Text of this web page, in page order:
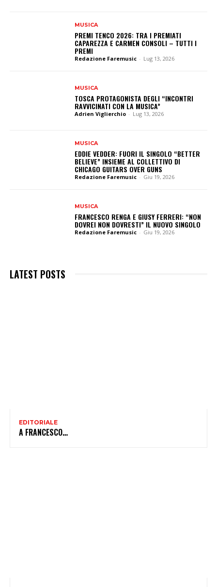
MUSICA
PREMI TENCO 2026: TRA I PREMIATI
CAPAREZZA E CARMEN CONSOLI – TUTTI I
PREMI
Redazione Faremusic - Lug 13, 2026
MUSICA
TOSCA PROTAGONISTA DEGLI “INCONTRI
RAVVICINATI CON LA MUSICA”
Adrien Viglierchio - Lug 13, 2026
MUSICA
EDDIE VEDDER: FUORI IL SINGOLO “BETTER
BELIEVE” INSIEME AL COLLETTIVO DI
CHICAGO GUITARS OVER GUNS
Redazione Faremusic - Giu 19, 2026
MUSICA
FRANCESCO RENGA E GIUSY FERRERI: “NON
DOVREI NON DOVRESTI” IL NUOVO SINGOLO
Redazione Faremusic - Giu 19, 2026
LATEST POSTS
EDITORIALE
A FRANCESCO…